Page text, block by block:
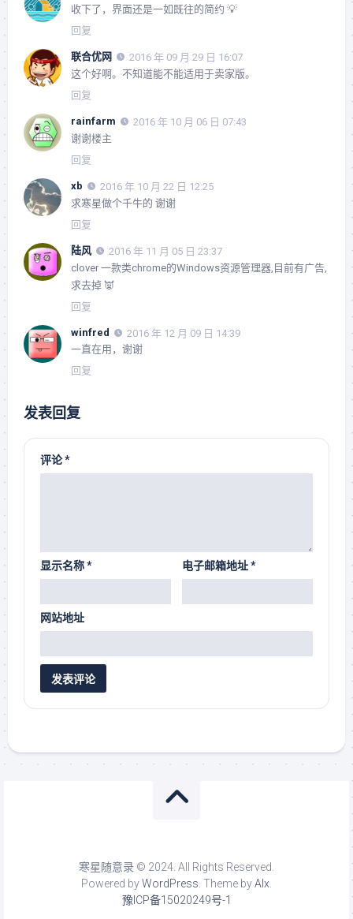
收下了，界面还是一如既往的简约 💡
回复
联合优网
2016 年 09 月 29 日 16:07
这个好啊。不知道能不能适用于卖家版。
回复
rainfarm
2016 年 10 月 06 日 07:43
谢谢楼主
回复
xb
2016 年 10 月 22 日 12:25
求寒星做个千牛的 谢谢
回复
陆风
2016 年 11 月 05 日 23:37
clover 一款类chrome的Windows资源管理器,目前有广告,
求去掉 👿
回复
winfred
2016 年 12 月 09 日 14:39
一直在用，谢谢
回复
发表回复
评论*
显示名称* 电子邮箱地址*
网站地址
寒星随意录 © 2024. All Rights Reserved.
Powered byWordPress. Theme byAlx.
豫ICP备15020249号-1